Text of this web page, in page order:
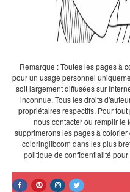
Remarque : Toutes les pages à
pour un usage personnel
soit largement diffusées sur
inconnue. Tous les droits
propriétaires respectifs. Pour
nous contacter ou remplir le
supprimerons les pages à
coloringlibcom dans les plus
politique de confidentialité